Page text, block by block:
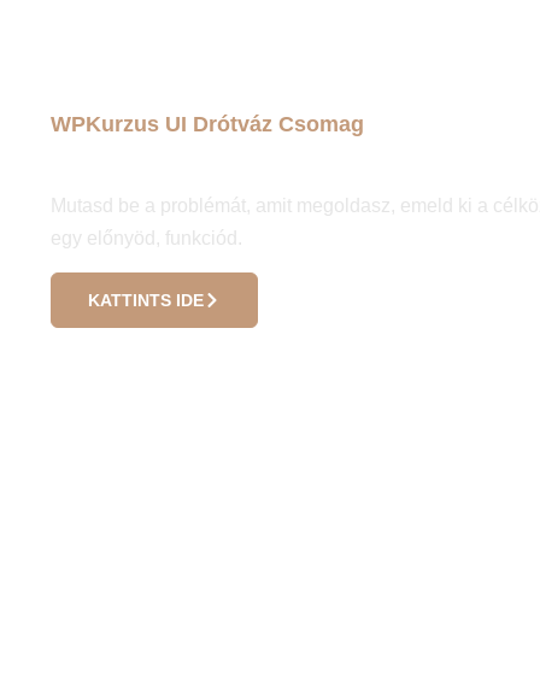
WPKurzus UI Drótváz Csomag
Mutasd be a problémát, amit megoldasz, emeld ki a
egy előnyöd, funkciód.
KATTINTS IDE